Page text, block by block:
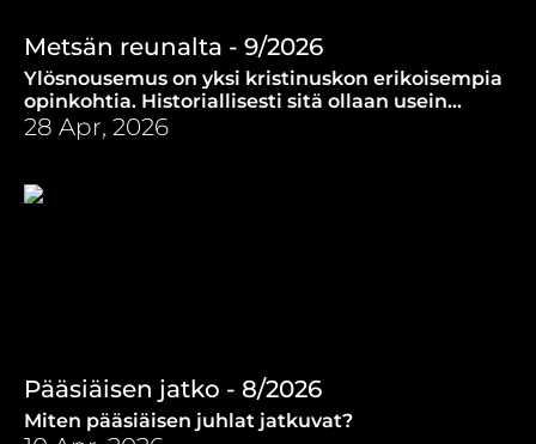
Metsän reunalta - 9/2026
Ylösnousemus on yksi kristinuskon erikoisempia
opinkohtia. Historiallisesti sitä ollaan usein
verrattu kevääseen ja luonnon heräämiseen.
28 Apr, 2026
Pääsiäisen jatko - 8/2026
Miten pääsiäisen juhlat jatkuvat?